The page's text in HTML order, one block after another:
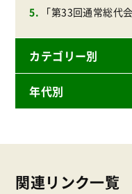
「第33回通常総代
カテゴリー別
ニュースリリース
商品
年代別
2024年
関連リンク一覧